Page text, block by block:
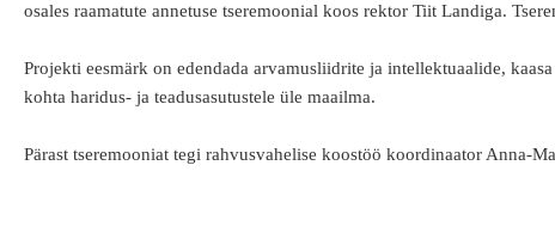
osales raamatute annetuse tseremoonial koos rektor Tiit Landiga.
Projekti eesmärk on edendada arvamusliidrite ja intellektuaalide,
kohta haridus- ja teadusasutustele üle maailma.
Pärast tseremooniat tegi rahvusvahelise koostöö koordinaator Anna-